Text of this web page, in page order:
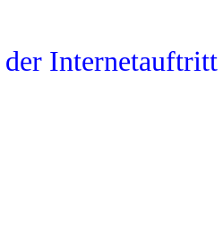
der Internetauftritt